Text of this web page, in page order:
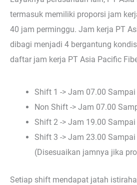
termasuk memiliki proporsi jam
40 jam perminggu. Jam kerja PT
dibagi menjadi 4 bergantung
daftar jam kerja PT Asia Pacific
Shift 1 -> Jam 07.00
Non Shift -> Jam 07.00
Shift 2 -> Jam 19.00
Shift 3 -> Jam 23.00
(Disesuaikan jamnya jika
Setiap shift mendapat jatah